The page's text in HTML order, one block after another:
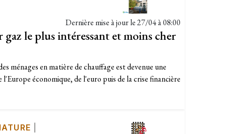
Dernière mise à jour le27/04 à 08:00
le plus intéressant et moins cher
ménages en matière de chauffage est devenue une
économique, de l'euro puis de la crise financière